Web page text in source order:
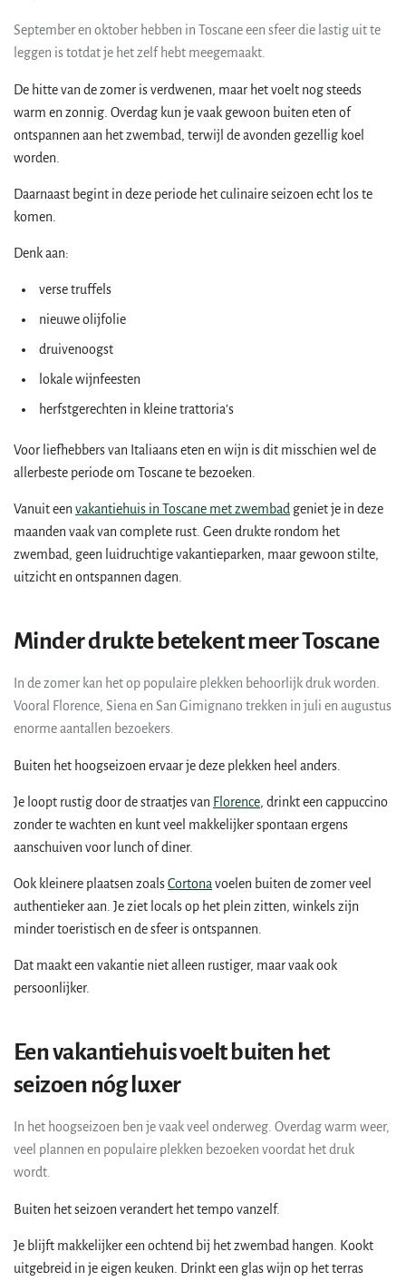
September en oktober hebben in Toscane een sfeer die lastig uit te
leggen is totdat je het zelf hebt meegemaakt.
De hitte van de zomer is verdwenen, maar het voelt nog steeds
warm en zonnig. Overdag kun je vaak gewoon buiten eten of
ontspannen aan het zwembad, terwijl de avonden gezellig koel
worden.
Daarnaast begint in deze periode het culinaire seizoen echt los te
komen.
Denk aan:
verse truffels
nieuwe olijfolie
druivenoogst
lokale wijnfeesten
herfstgerechten in kleine trattoria’s
Voor liefhebbers van Italiaans eten en wijn is dit misschien wel de
allerbeste periode om Toscane te bezoeken.
Vanuit een vakantiehuis in Toscane met zwembad geniet je in deze
maanden vaak van complete rust. Geen drukte rondom het
zwembad, geen luidruchtige vakantieparken, maar gewoon stilte,
uitzicht en ontspannen dagen.
Minder drukte betekent meer Toscane
In de zomer kan het op populaire plekken behoorlijk druk worden.
Vooral Florence, Siena en San Gimignano trekken in juli en augustus
enorme aantallen bezoekers.
Buiten het hoogseizoen ervaar je deze plekken heel anders.
Je loopt rustig door de straatjes van Florence, drinkt een cappuccino
zonder te wachten en kunt veel makkelijker spontaan ergens
aanschuiven voor lunch of diner.
Ook kleinere plaatsen zoalsCortona voelen buiten de zomer veel
authentieker aan. Je ziet locals op het plein zitten, winkels zijn
minder toeristisch en de sfeer is ontspannen.
Dat maakt een vakantie niet alleen rustiger, maar vaak ook
persoonlijker.
Een vakantiehuis voelt buiten het
seizoen nóg luxer
In het hoogseizoen ben je vaak veel onderweg. Overdag warm weer,
veel plannen en populaire plekken bezoeken voordat het druk
wordt.
Buiten het seizoen verandert het tempo vanzelf.
Je blijft makkelijker een ochtend bij het zwembad hangen. Kookt
uitgebreid in je eigen keuken. Drinkt een glas wijn op het terras